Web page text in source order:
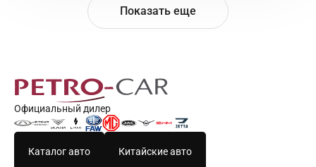
Показать еще
Официальный дилер
Каталог авто Китайские авто